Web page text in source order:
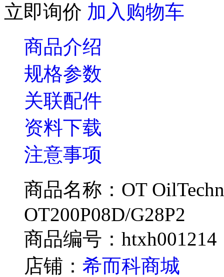
立即询价 加入购物车
商品介绍
规格参数
关联配件
资料下载
注意事项
商品名称：OT
OT200P08D/G28P2
商品编号：htxh001214
店铺： 希而科商城